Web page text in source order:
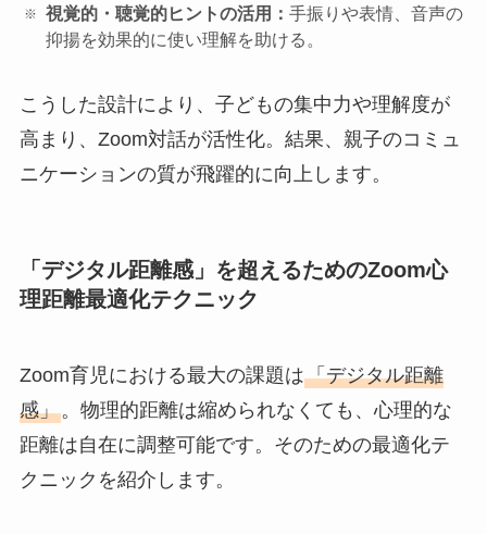
視覚的・聴覚的ヒントの活用：手振りや表情、音声の
抑揚を効果的に使い理解を助ける。
こうした設計により、子どもの集中力や理解度が
高まり、Zoom対話が活性化。結果、親子のコミュ
ニケーションの質が飛躍的に向上します。
「デジタル距離感」を超えるためのZoom心
理距離最適化テクニック
Zoom育児における最大の課題は「デジタル距離
感」。物理的距離は縮められなくても、心理的な
距離は自在に調整可能です。そのための最適化テ
クニックを紹介します。